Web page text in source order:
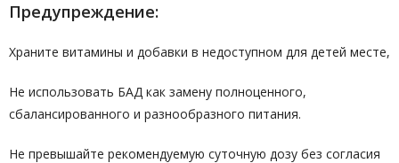
Предупреждение:
Храните витамины и добавки в недоступном для детей месте,
Не использовать БАД как замену полноценного,
сбалансированного и разнообразного питания.
Не превышайте рекомендуемую суточную дозу без согласия